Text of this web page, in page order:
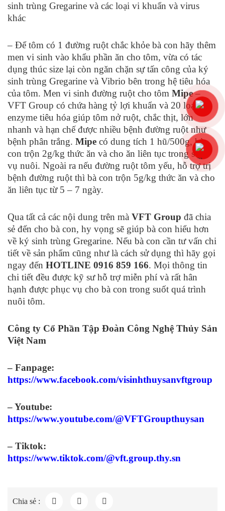
sinh trùng Gregarine và các loại vi khuẩn và virus
khác
– Để tôm có 1 đường ruột chắc khỏe bà con hãy thêm
men vi sinh vào khẩu phần ăn cho tôm, vừa có tác
dụng thúc size lại còn ngăn chặn sự tấn công của ký
sinh trùng Gregarine và Vibrio bên trong hệ tiêu hóa
của tôm. Men vi sinh đường ruột cho tôm Mipe–
VFT Group có chứa hàng tỷ lợi khuẩn và 20 loại
enzyme tiêu hóa giúp tôm nở ruột, chắc thịt, lớn
nhanh và hạn chế được nhiều bệnh đường ruột như
bệnh phân trắng. Mipe có dung tích 1 hũ/500g, bà
con trộn 2g/kg thức ăn và cho ăn liên tục trong suốt
vụ nuôi. Ngoài ra nếu đường ruột tôm yếu, hỗ trợ trị
bệnh đường ruột thì bà con trộn 5g/kg thức ăn và cho
ăn liên tục từ 5 – 7 ngày.
Qua tất cả các nội dung trên mà VFT Group đã chia
sẻ đến cho bà con, hy vọng sẽ giúp bà con hiểu hơn
về ký sinh trùng Gregarine. Nếu bà con cần tư vấn chi
tiết về sản phẩm cũng như là cách sử dụng thì hãy gọi
ngay đến HOTLINE 0916 859 166. Mọi thông tin
chi tiết đều được kỹ sư hỗ trợ miễn phí và rất hân
hạnh được phục vụ cho bà con trong suốt quá trình
nuôi tôm.
Công ty Cổ Phần Tập Đoàn Công Nghệ Thủy Sản
Việt Nam
– Fanpage:
https://www.facebook.com/visinhthuysanvftgroup
– Youtube:
https://www.youtube.com/@VFTGroupthuysan
– Tiktok:
https://www.tiktok.com/@vft.group.thy.sn
Chia sẻ :